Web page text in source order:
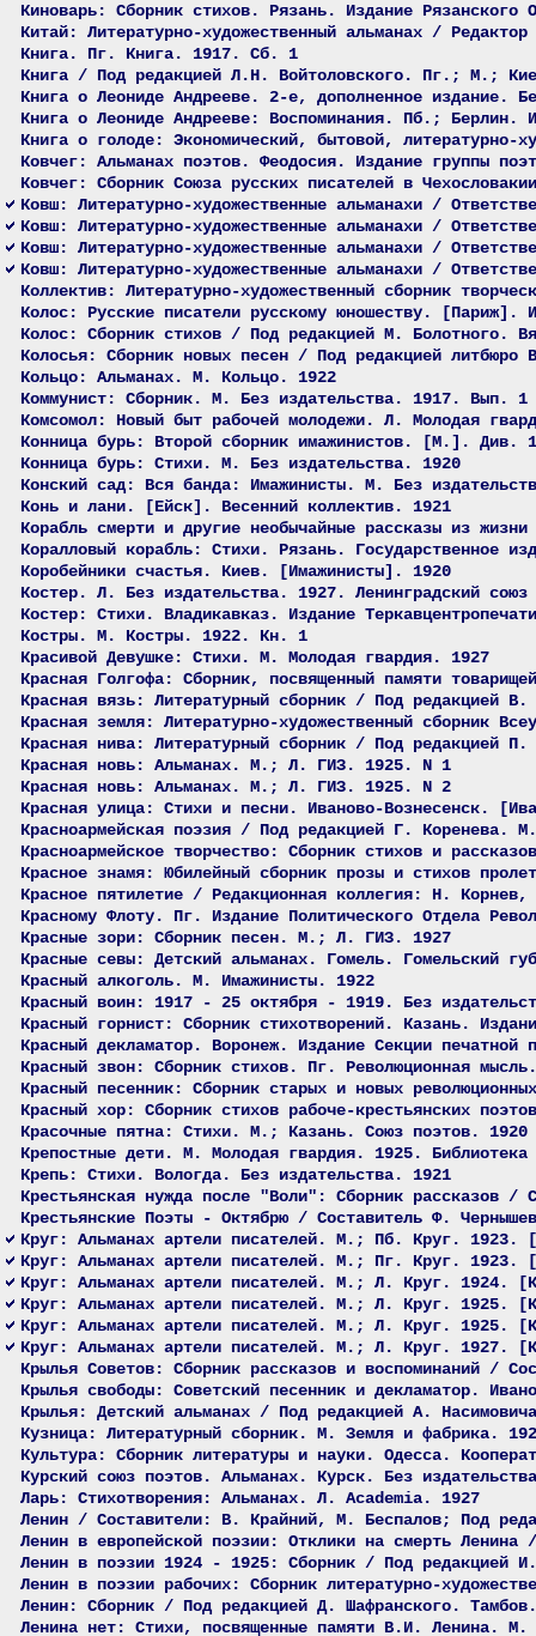
Киноварь: Сборник стихов. Рязань. Издание Рязанского
Китай: Литературно-художественный альманах /
Книга. Пг. Книга. 1917. Сб. 1
Книга / Под редакцией Л.Н. Войтоловского. Пг.; М.;
Книга о Леониде Андрееве. 2-е, дополненное издание.
Книга о Леониде Андрееве: Воспоминания. Пб.; Берлин.
Книга о голоде: Экономический, бытовой, литературно-
Ковчег: Альманах поэтов. Феодосия. Издание группы
Ковчег: Сборник Союза русских писателей в
Ковш: Литературно-художественные альманахи /
Ковш: Литературно-художественные альманахи /
Ковш: Литературно-художественные альманахи /
Ковш: Литературно-художественные альманахи /
Коллектив: Литературно-художественный сборник
Колос: Русские писатели русскому юношеству. [Париж].
Колос: Сборник стихов / Под редакцией М. Болотного.
Колосья: Сборник новых песен / Под редакцией
Кольцо: Альманах. М. Кольцо. 1922
Коммунист: Сборник. М. Без издательства. 1917. Вып. 1
Комсомол: Новый быт рабочей молодежи. Л. Молодая
Конница бурь: Второй сборник имажинистов. [М.]. Див.
Конница бурь: Стихи. М. Без издательства. 1920
Конский сад: Вся банда: Имажинисты. М. Без
Конь и лани. [Ейск]. Весенний коллектив. 1921
Корабль смерти и другие необычайные рассказы из
Коралловый корабль: Стихи. Рязань. Государственное
Коробейники счастья. Киев. [Имажинисты]. 1920
Костер. Л. Без издательства. 1927. Ленинградский союз
Костер: Стихи. Владикавказ. Издание
Костры. М. Костры. 1922. Кн. 1
Красивой Девушке: Стихи. М. Молодая гвардия. 1927
Красная Голгофа: Сборник, посвященный памяти
Красная вязь: Литературный сборник / Под редакцией
Красная земля: Литературно-художественный сборник
Красная нива: Литературный сборник / Под редакцией
Красная новь: Альманах. М.; Л. ГИЗ. 1925. N 1
Красная новь: Альманах. М.; Л. ГИЗ. 1925. N 2
Красная улица: Стихи и песни. Иваново-Вознесенск.
Красноармейская поэзия / Под редакцией Г. Коренева.
Красноармейское творчество: Сборник стихов и
Красное знамя: Юбилейный сборник прозы и стихов
Красное пятилетие / Редакционная коллегия: Н.
Красному Флоту. Пг. Издание Политического Отдела
Красные зори: Сборник песен. М.; Л. ГИЗ. 1927
Красные севы: Детский альманах. Гомель. Гомельский
Красный алкоголь. М. Имажинисты. 1922
Красный воин: 1917 - 25 октября - 1919. Без
Красный горнист: Сборник стихотворений. Казань.
Красный декламатор. Воронеж. Издание Секции
Красный звон: Сборник стихов. Пг. Революционная
Красный песенник: Сборник старых и новых
Красный хор: Сборник стихов рабоче-крестьянских
Красочные пятна: Стихи. М.; Казань. Союз поэтов. 1920
Крепостные дети. М. Молодая гвардия. 1925.
Крепь: Стихи. Вологда. Без издательства. 1921
Крестьянская нужда после "Воли": Сборник
Крестьянские Поэты - Октябрю / Составитель Ф.
Круг: Альманах артели писателей. М.; Пб. Круг.
Круг: Альманах артели писателей. М.; Пг. Круг.
Круг: Альманах артели писателей. М.; Л. Круг. 1924.
Круг: Альманах артели писателей. М.; Л. Круг. 1925.
Круг: Альманах артели писателей. М.; Л. Круг. 1925.
Круг: Альманах артели писателей. М.; Л. Круг. 1927.
Крылья Советов: Сборник рассказов и воспоминаний /
Крылья свободы: Советский песенник и декламатор.
Крылья: Детский альманах / Под редакцией А.
Кузница: Литературный сборник. М. Земля и фабрика.
Культура: Сборник литературы и науки. Одесса.
Курский союз поэтов. Альманах. Курск. Без
Ларь: Стихотворения: Альманах. Л. Academia. 1927
Ленин / Составители: В. Крайний, М. Беспалов; Под
Ленин в европейской поэзии: Отклики на смерть
Ленин в поэзии 1924 - 1925: Сборник / Под редакцией
Ленин в поэзии рабочих: Сборник литературно-
Ленин: Сборник / Под редакцией Д. Шафранского.
Ленина нет: Стихи, посвященные памяти В.И. Ленина.